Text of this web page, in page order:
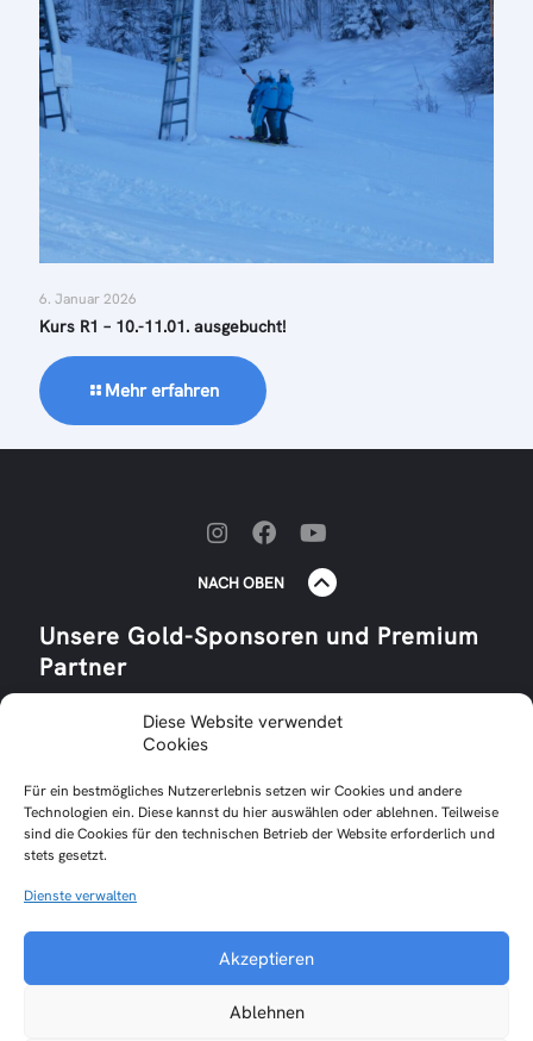
Diese Website verwendet
Cookies
Für ein bestmögliches Nutzererlebnis setzen wir Cookies und andere
Technologien ein. Diese kannst du hier auswählen oder ablehnen. Teilweise
sind die Cookies für den technischen Betrieb der Website erforderlich und
stets gesetzt.
Dienste verwalten
Akzeptieren
Ablehnen
6. Januar 2026
Kurs R1 – 10.-11.01. ausgebucht!
Mehr erfahren
NACH OBEN
Unsere Gold-Sponsoren und Premium
Partner
Impressum
Datenschutzerklärung
Cookie-Richtlinie (EU)
Interne Cloud